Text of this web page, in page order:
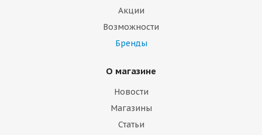
Акции
Возможности
Бренды
О магазине
Новости
Магазины
Статьи